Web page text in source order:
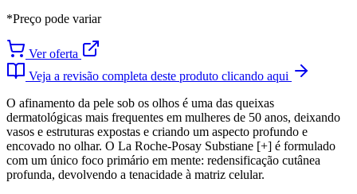
*Preço pode variar
Ver oferta
Veja a revisão completa deste produto clicando aqui
O afinamento da pele sob os olhos é uma das queixas
dermatológicas mais frequentes em mulheres de 50 anos, deixando
vasos e estruturas expostas e criando um aspecto profundo e
encovado no olhar. O La Roche-Posay Substiane [+] é formulado
com um único foco primário em mente: redensificação cutânea
profunda, devolvendo a tenacidade à matriz celular.